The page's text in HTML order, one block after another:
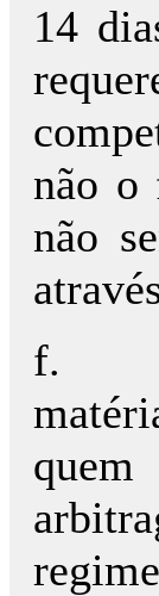
14
não o
não
f.
quem